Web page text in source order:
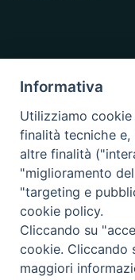
Informativa
Utilizziamo
finalità tecniche
altre finalità
"miglioramento
"targeting e
cookie policy.
Cliccando su
cookie. Cliccando
maggiori